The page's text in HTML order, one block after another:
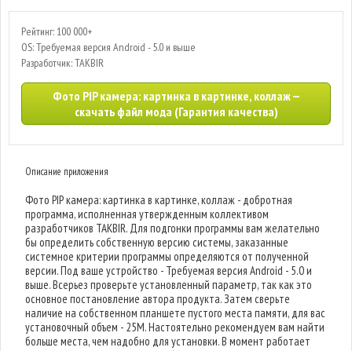
Рейтинг: 100 000+
OS: Требуемая версия Android - 5.0 и выше
Разработчик: TAKBIR
Фото PIP камера: картинка в картинке, коллаж —
скачать файл мода (Гарантия качества)
Описание приложения
Фото PIP камера: картинка в картинке, коллаж - добротная
программа, исполненная утвержденным коллективом
разработчиков TAKBIR. Для подгонки программы вам желательно
бы определить собственную версию системы, заказанные
системное критерии программы определяются от полученной
версии. Под ваше устройство - Требуемая версия Android - 5.0 и
выше. Всерьез проверьте установленный параметр, так как это
основное постановление автора продукта. Затем сверьте
наличие на собственном планшете пустого места памяти, для вас
установочный объем - 25M. Настоятельно рекомендуем вам найти
больше места, чем надобно для установки. В момент работает